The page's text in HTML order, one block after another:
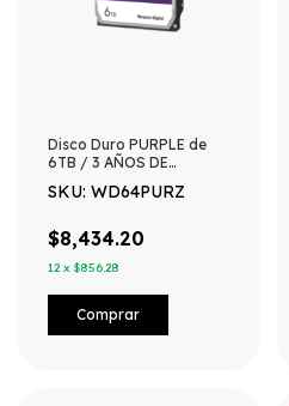
Disco Duro PURPLE de
6TB / 3 AÑOS DE
Videovigilancia
SKU: WD64PURZ
$8,434.20
12 x $856.28